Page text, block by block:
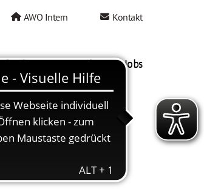
AWO Intern Kontakt
Mein AWO Jobs